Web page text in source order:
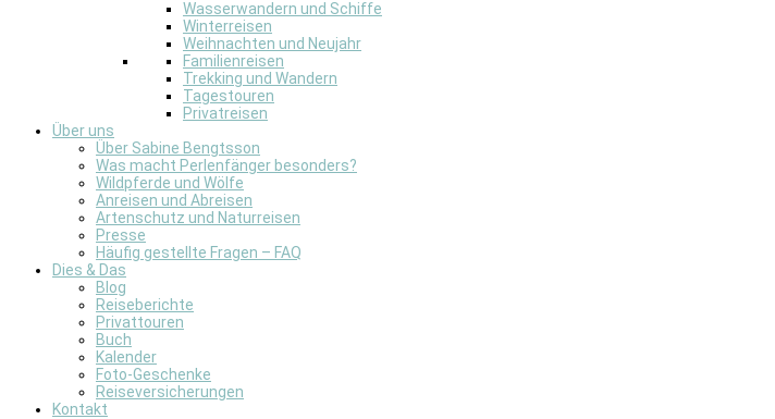
Wasserwandern und Schiffe
Winterreisen
Weihnachten und Neujahr
Familienreisen
Trekking und Wandern
Tagestouren
Privatreisen
Über uns
Über Sabine Bengtsson
Was macht Perlenfänger besonders?
Wildpferde und Wölfe
Anreisen und Abreisen
Artenschutz und Naturreisen
Presse
Häufig gestellte Fragen – FAQ
Dies & Das
Blog
Reiseberichte
Privattouren
Buch
Kalender
Foto-Geschenke
Reiseversicherungen
Kontakt